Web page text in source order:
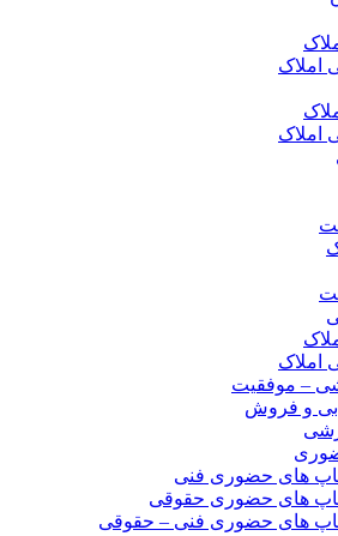
املاک
املاک
املاک
– موفقیت
و فروش
های حضوری فنی
های حضوری حقوقی
های حضوری فنی – حقوقی